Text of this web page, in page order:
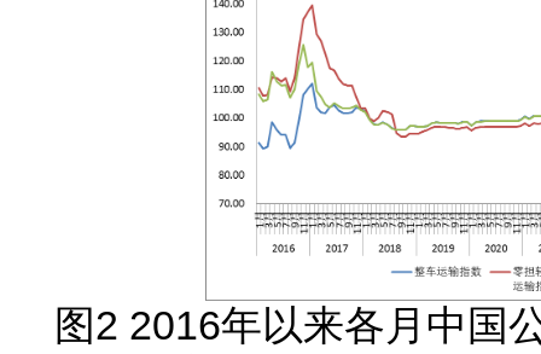
图2 2016年以来各月中国